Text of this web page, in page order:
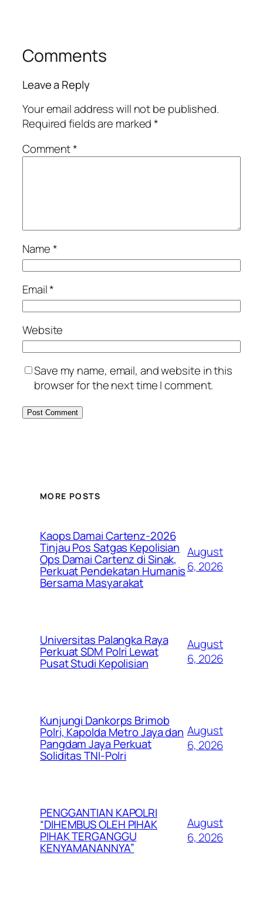
Comments
Leave a Reply
Your email address will not be published.
Required fields are marked*
Comment*
Name*
Email*
Website
Save my name, email, and website in this
browser for the next time I comment.
MORE POSTS
Kaops Damai Cartenz-2026
Tinjau Pos Satgas Kepolisian
Ops Damai Cartenz di Sinak,
Perkuat Pendekatan Humanis
Bersama Masyarakat
August
6, 2026
Universitas Palangka Raya
Perkuat SDM Polri Lewat
Pusat Studi Kepolisian
August
6, 2026
Kunjungi Dankorps Brimob
Polri, Kapolda Metro Jaya dan
Pangdam Jaya Perkuat
Soliditas TNI-Polri
August
6, 2026
PENGGANTIAN KAPOLRI
“DIHEMBUS OLEH PIHAK
PIHAK TERGANGGU
KENYAMANANNYA”
August
6, 2026